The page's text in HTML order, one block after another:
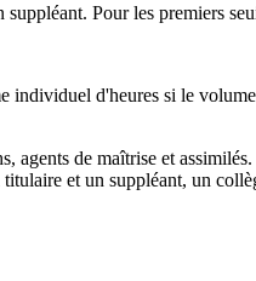
Pour les premiers
d'heures si le
agents de maîtrise et
et un suppléant, un